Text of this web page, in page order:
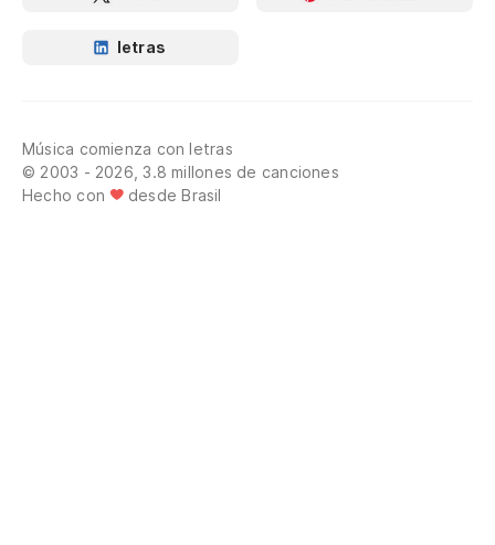
letras
Música comienza con letras
© 2003 - 2026, 3.8 millones de canciones
Hecho con
desde Brasil